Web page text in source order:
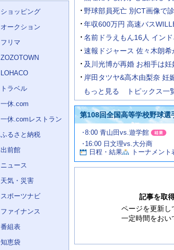
く
ショッピング
オークション
フリマ
ZOZOTOWN
LOHACO
トラベル
一休.com
一休.comレストラン
ふるさと納税
出前館
ニュース
天気・災害
スポーツナビ
ファイナンス
番組表
知恵袋
野球部員死亡 別CT画像で
年収600万円 高速バス
名前ドラえもん16人 イン
速報ドジャース 佐々木朗希
及川光博が再婚 お相手は妊
岸田タツヤ&高木由梨奈 妊
もっと見る トピックス一
第108回全国高等学校野球選
試
合
情
報
8:00 青山田vs.遊学館
16:00 日文理vs.大分商
日程・結果
トーナメント
お
す
記事を取
ページを更新し
一定時間をおい